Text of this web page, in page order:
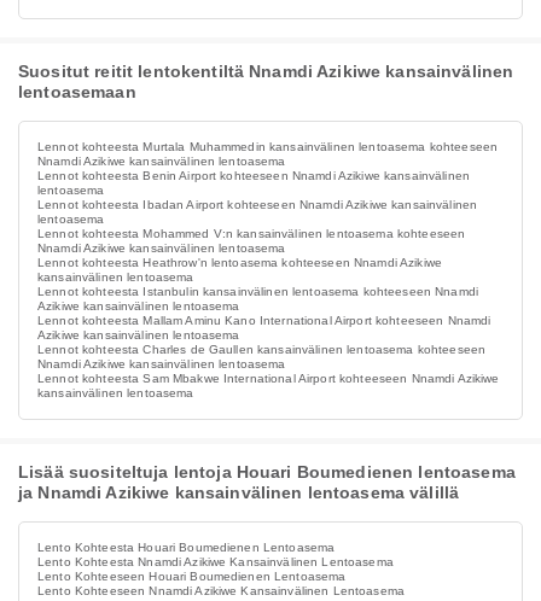
Suositut reitit lentokentiltä Nnamdi Azikiwe kansainvälinen
lentoasemaan
Lennot kohteesta Murtala Muhammedin kansainvälinen lentoasema kohteeseen
Nnamdi Azikiwe kansainvälinen lentoasema
Lennot kohteesta Benin Airport kohteeseen Nnamdi Azikiwe kansainvälinen
lentoasema
Lennot kohteesta Ibadan Airport kohteeseen Nnamdi Azikiwe kansainvälinen
lentoasema
Lennot kohteesta Mohammed V:n kansainvälinen lentoasema kohteeseen
Nnamdi Azikiwe kansainvälinen lentoasema
Lennot kohteesta Heathrow'n lentoasema kohteeseen Nnamdi Azikiwe
kansainvälinen lentoasema
Lennot kohteesta Istanbulin kansainvälinen lentoasema kohteeseen Nnamdi
Azikiwe kansainvälinen lentoasema
Lennot kohteesta Mallam Aminu Kano International Airport kohteeseen Nnamdi
Azikiwe kansainvälinen lentoasema
Lennot kohteesta Charles de Gaullen kansainvälinen lentoasema kohteeseen
Nnamdi Azikiwe kansainvälinen lentoasema
Lennot kohteesta Sam Mbakwe International Airport kohteeseen Nnamdi Azikiwe
kansainvälinen lentoasema
Lisää suositeltuja lentoja Houari Boumedienen lentoasema
ja Nnamdi Azikiwe kansainvälinen lentoasema välillä
Lento Kohteesta Houari Boumedienen Lentoasema
Lento Kohteesta Nnamdi Azikiwe Kansainvälinen Lentoasema
Lento Kohteeseen Houari Boumedienen Lentoasema
Lento Kohteeseen Nnamdi Azikiwe Kansainvälinen Lentoasema